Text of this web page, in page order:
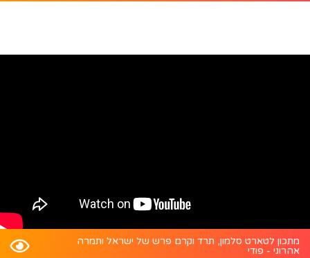
מתכון לטארט סלמון, תרד וקרם פרש של ישראל ותמרה
אהרוני - פודי